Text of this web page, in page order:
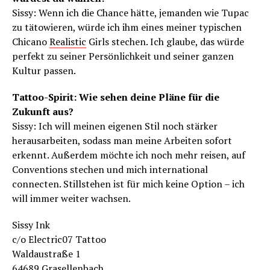
Sissy: Wenn ich die Chance hätte, jemanden wie Tupac
zu tätowieren, würde ich ihm eines meiner typischen
ChicanoRealistic Girls stechen. Ich glaube, das würde
perfekt zu seiner Persönlichkeit und seiner ganzen
Kultur passen.
Tattoo-Spirit: Wie sehen deine Pläne für die
Zukunft aus?
Sissy: Ich will meinen eigenen Stil noch stärker
herausarbeiten, sodass man meine Arbeiten sofort
erkennt. Außerdem möchte ich noch mehr reisen, auf
Conventions stechen und mich international
connecten. Stillstehen ist für mich keine Option – ich
will immer weiter wachsen.
Sissy Ink
c/o Electric07 Tattoo
Waldaustraße 1